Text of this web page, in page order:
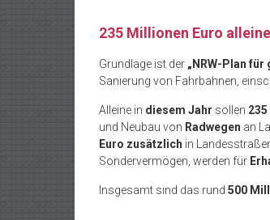
235 Millionen Euro
Grundlage ist der „NRW-Plan
Sanierung von Fahrbahnen,
Alleine in diesem Jahr sollen
und Neubau von Radwegen an
Euro zusätzlich in
Sondervermögen, werden für
Insgesamt sind das rund 500